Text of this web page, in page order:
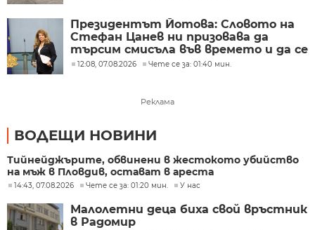
Президентът Йотова: Словото на
Стефан Цанев ни призовава да
търсим смисъла във времето и да се
ръководим от нравствената мяра
12:08, 07.08.2026 Чете се за: 01:40 мин.
Реклама
ВОДЕЩИ НОВИНИ
Тийнейджърите, обвинени в жестокото убийство
на мъж в Пловдив, остават в ареста
14:43, 07.08.2026 Чете се за: 01:20 мин. У нас
Малолетни деца биха свой връстник
в Радомир